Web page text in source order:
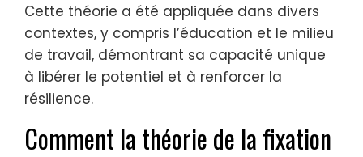
Cette théorie a été appliquée dans divers
contextes, y compris l’éducation et le milieu
de travail, démontrant sa capacité unique
à libérer le potentiel et à renforcer la
résilience.
Comment la théorie de la fixation